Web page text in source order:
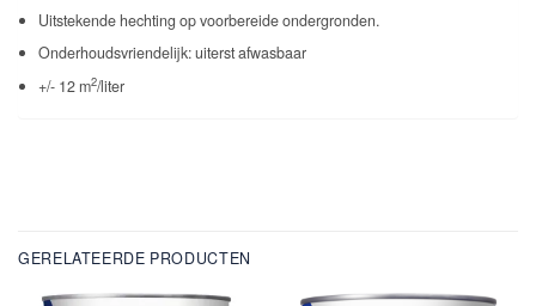
Uitstekende hechting op voorbereide ondergronden.
Onderhoudsvriendelijk: uiterst afwasbaar
+/- 12 m2/liter
GERELATEERDE PRODUCTEN